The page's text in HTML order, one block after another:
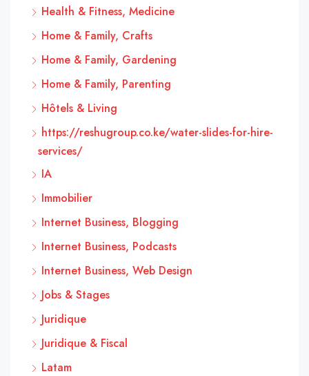
Health & Fitness, Medicine
Home & Family, Crafts
Home & Family, Gardening
Home & Family, Parenting
Hôtels & Living
https://reshugroup.co.ke/water-slides-for-hire-
services/
IA
Immobilier
Internet Business, Blogging
Internet Business, Podcasts
Internet Business, Web Design
Jobs & Stages
Juridique
Juridique & Fiscal
Latam